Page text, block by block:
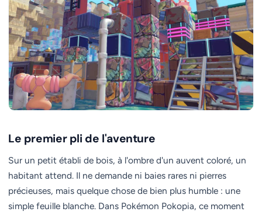
Le premier pli de l'aventure
Sur un petit établi de bois, à l'ombre d'un auvent coloré, un
habitant attend. Il ne demande ni baies rares ni pierres
précieuses, mais quelque chose de bien plus humble : une
simple feuille blanche. Dans Pokémon Pokopia, ce moment